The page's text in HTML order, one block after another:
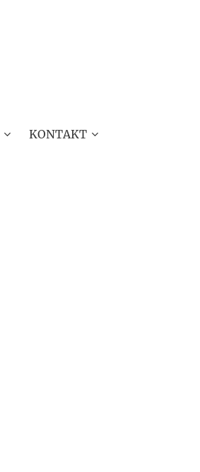
KONTAKT